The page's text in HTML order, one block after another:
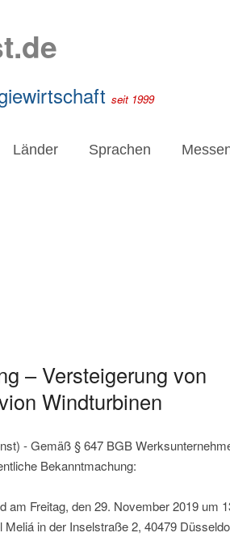
seit 1999
Länder Sprachen
– Versteigerung von
Windturbinen
- Gemäß § 647 BGB
Bekanntmachung:
am Freitag, den 29. November 2019 um
in der Inselstraße 2, 40479